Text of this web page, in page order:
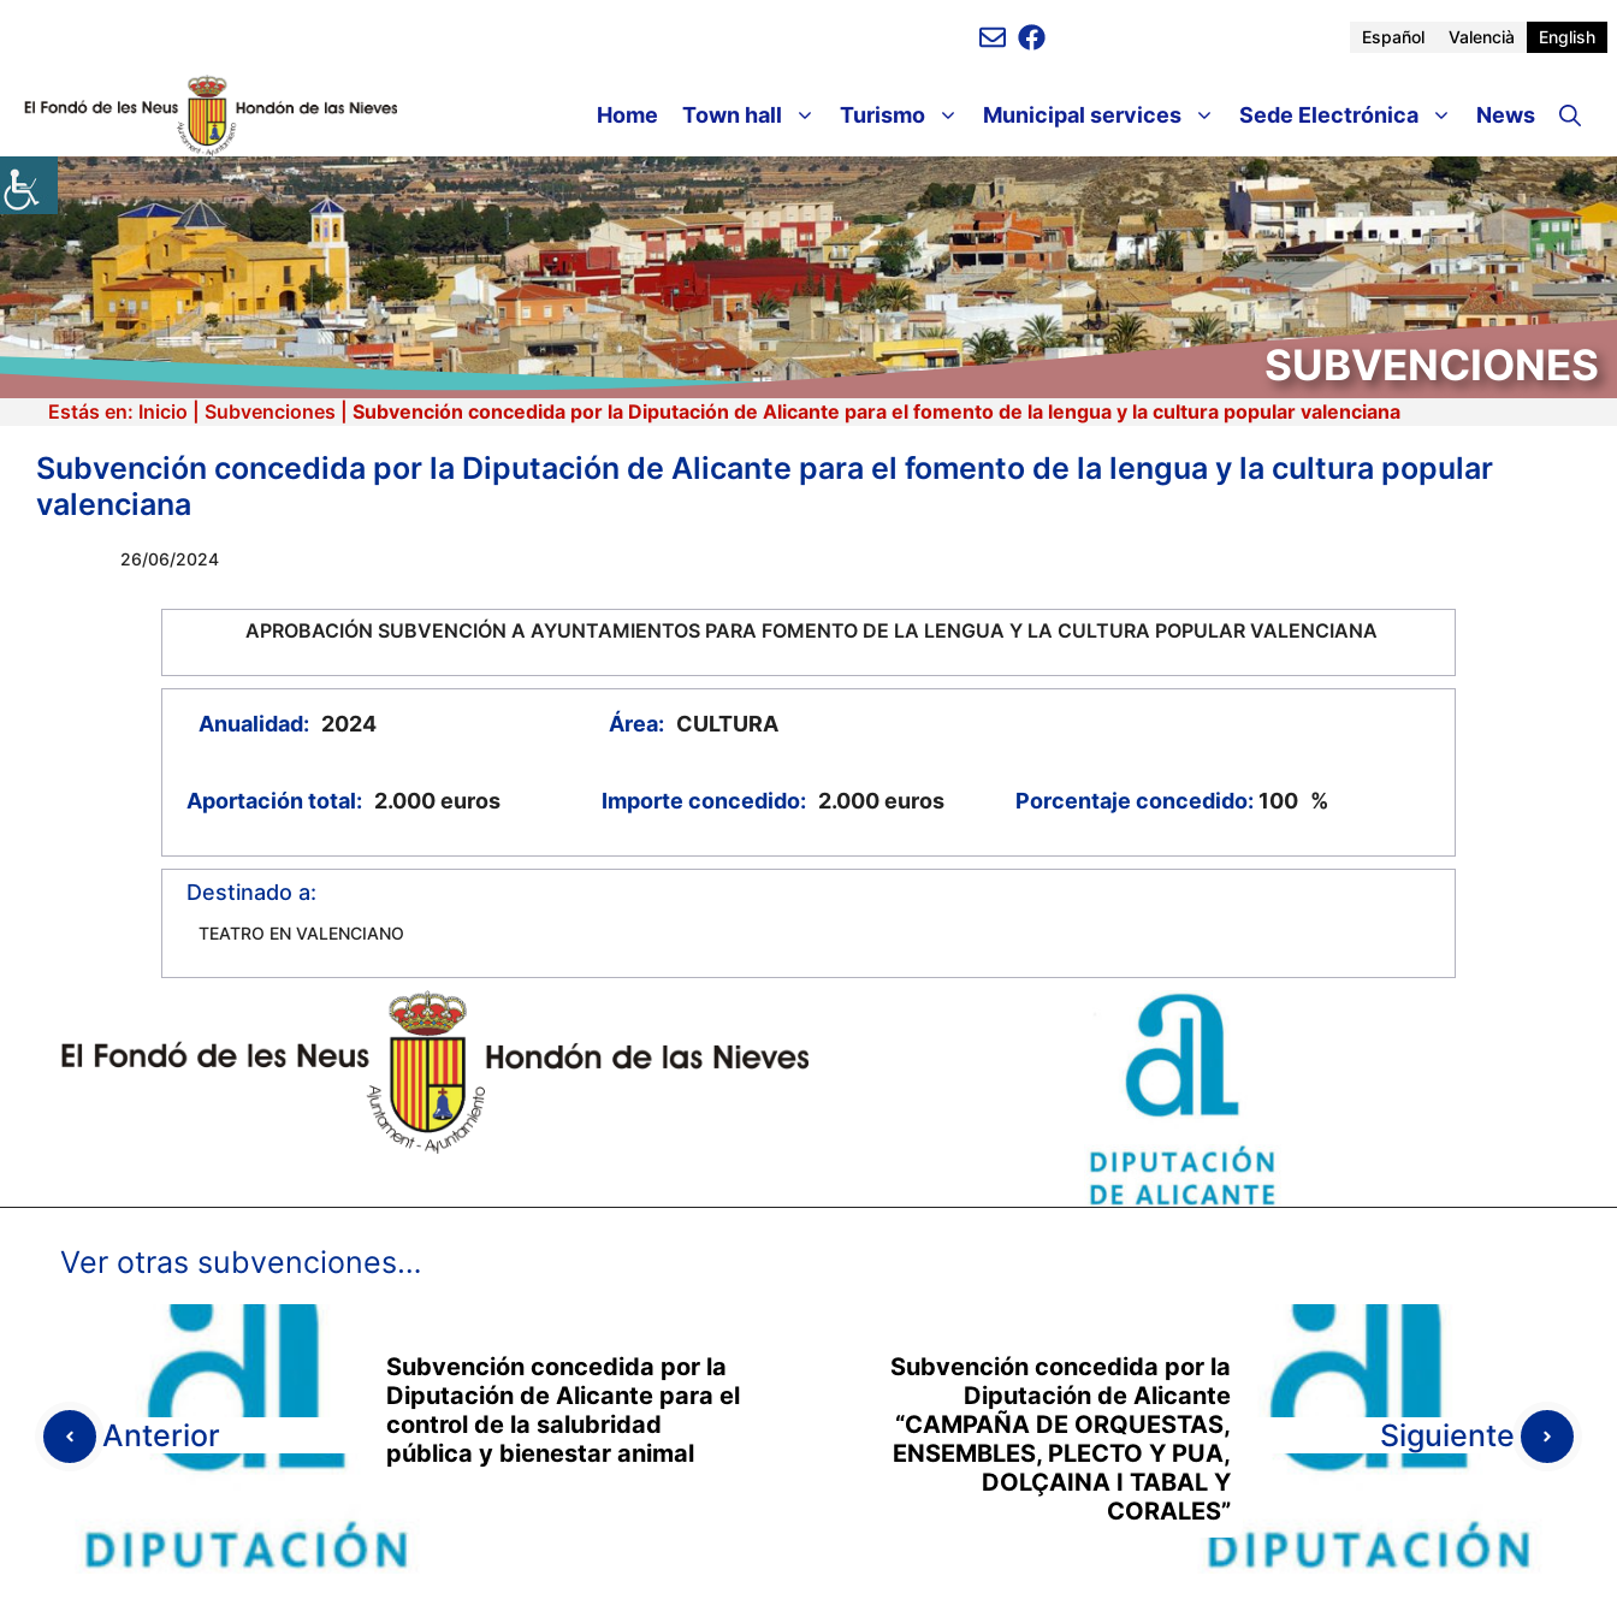
Español Valencià English
Home Town hall Turismo Municipal services Sede Electrónica News
SUBVENCIONES
Estás en: Inicio Subvenciones Subvención concedida por la Diputación de Alicante para el fomento de la lengua y la cultura popular valenciana
Subvención concedida por la Diputación de Alicante para el fomento de la lengua y la cultura popular
valenciana
26/06/2024
APROBACIÓN SUBVENCIÓN A AYUNTAMIENTOS PARA FOMENTO DE LA LENGUA Y LA CULTURA POPULAR VALENCIANA
Anualidad: 2024 Área: CULTURA
Aportación total: 2.000 euros Importe concedido: 2.000 euros Porcentaje concedido: 100 %
Destinado a:
TEATRO EN VALENCIANO
Ver otras subvenciones…
Anterior
Subvención concedida por la
Diputación de Alicante para el
control de la salubridad
pública y bienestar animal
Subvención concedida por la
Diputación de Alicante
“CAMPAÑA DE ORQUESTAS,
ENSEMBLES, PLECTO Y PUA,
DOLÇAINA I TABAL Y
CORALES”
Siguiente